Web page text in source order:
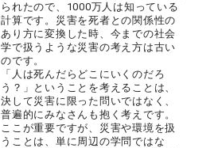
られたので、1000万人は知っている
計算です。災害を死者との関係性の
あり方に変換した時、今までの社会
学で扱うような災害の考え方は古い
のです。
「人は死んだらどこにいくのだろ
う？」ということを考えることは、
決して災害に限った問いではなく、
普遍的にみなさんも抱く考えです。
ここが重要ですが、災害や環境を扱
うことは、単に周辺の学問ではな